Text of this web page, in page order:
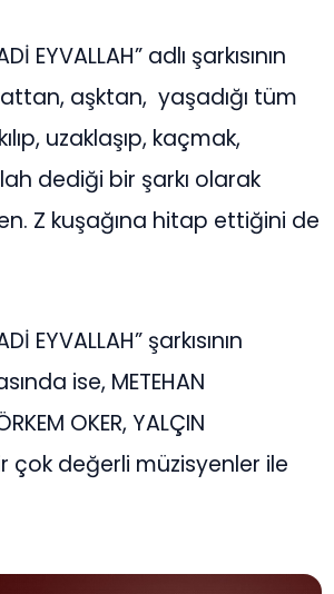
EYVALLAH” adlı şarkısının
aşktan, yaşadığı tüm
uzaklaşıp, kaçmak,
dediği bir şarkı olarak
Z kuşağına hitap ettiğini de
EYVALLAH” şarkısının
ise, METEHAN
OKER, YALÇIN
çok değerli müzisyenler ile